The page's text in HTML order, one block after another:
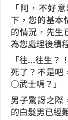
「阿，不好
下，您的基本
的情況，先生
為您處理後續
「往...往生
死了？不是吧
○武士嗎？」
男子驚訝之際
的白髮男已經